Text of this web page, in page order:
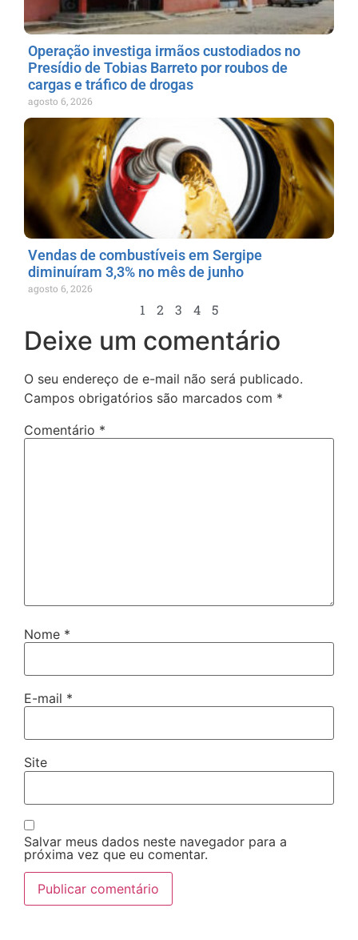
Operação investiga irmãos custodiados no
Presídio de Tobias Barreto por roubos de
cargas e tráfico de drogas
agosto 6, 2026
Vendas de combustíveis em Sergipe
diminuíram 3,3% no mês de junho
agosto 6, 2026
1 2 3 4 5
Deixe um comentário
O seu endereço de e-mail não será publicado.
Campos obrigatórios são marcados com *
Comentário *
Nome *
E-mail *
Site
Salvar meus dados neste navegador para a
próxima vez que eu comentar.